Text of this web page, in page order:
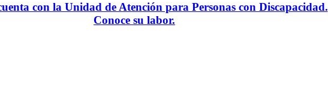
con la Unidad de Atención para Personas con Discapacidad.
Conoce su labor.